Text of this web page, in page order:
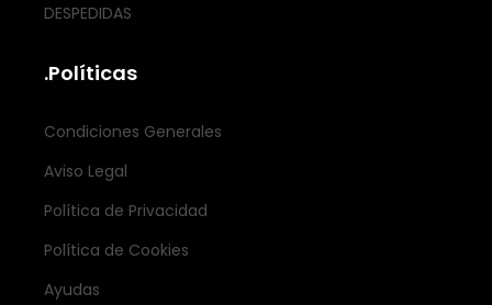
DESPEDIDAS
.Políticas
Condiciones Generales
Aviso Legal
Política de Privacidad
Política de Cookies
Ayudas